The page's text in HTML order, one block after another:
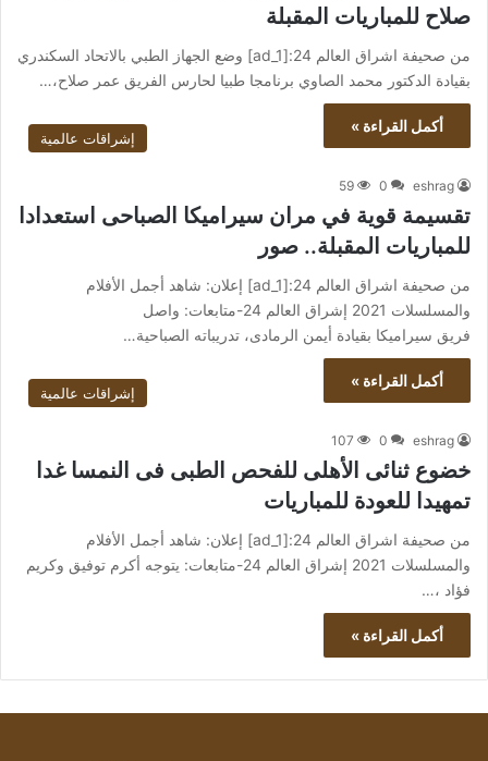
صلاح للمباريات المقبلة
من صحيفة اشراق العالم 24:[ad_1] وضع الجهاز الطبي بالاتحاد السكندري
بقيادة الدكتور محمد الصاوي برنامجا طبيا لحارس الفريق عمر صلاح،…
أكمل القراءة »
إشراقات عالمية
eshrag
0
59
تقسيمة قوية في مران سيراميكا الصباحى استعدادا
للمباريات المقبلة.. صور
من صحيفة اشراق العالم 24:[ad_1] إعلان: شاهد أجمل الأفلام
والمسلسلات 2021 إشراق العالم 24-متابعات: واصل
فريق سيراميكا بقيادة أيمن الرمادى، تدريباته الصباحية…
أكمل القراءة »
إشراقات عالمية
eshrag
0
107
خضوع ثنائى الأهلى للفحص الطبى فى النمسا غدا
تمهيدا للعودة للمباريات
من صحيفة اشراق العالم 24:[ad_1] إعلان: شاهد أجمل الأفلام
والمسلسلات 2021 إشراق العالم 24-متابعات: يتوجه أكرم توفيق وكريم
فؤاد ،…
أكمل القراءة »